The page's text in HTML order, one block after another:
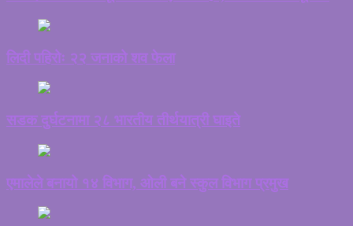
लिदी पहिरोः २२ जनाको शव फेला
सडक दुर्घटनामा २८ भारतीय तीर्थयात्री घाइते
एमालेले बनायो १४ विभाग, ओली बने स्कुल विभाग प्रमुख